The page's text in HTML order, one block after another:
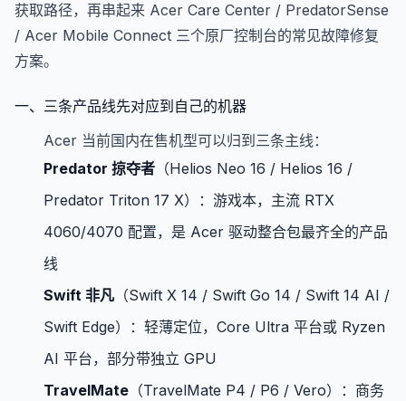
获取路径，再串起来 Acer Care Center / PredatorSense
/ Acer Mobile Connect 三个原厂控制台的常见故障修复
方案。
一、三条产品线先对应到自己的机器
Acer 当前国内在售机型可以归到三条主线：
Predator 掠夺者 （Helios Neo 16 / Helios 16 /
Predator Triton 17 X）：游戏本，主流 RTX
4060/4070 配置，是 Acer 驱动整合包最齐全的产品
线
Swift 非凡 （Swift X 14 / Swift Go 14 / Swift 14 AI /
Swift Edge）：轻薄定位，Core Ultra 平台或 Ryzen
AI 平台，部分带独立 GPU
TravelMate （TravelMate P4 / P6 / Vero）：商务